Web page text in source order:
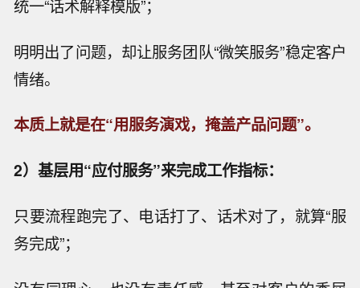
统一“话术解释模版”；
明明出了问题，却让服务团队“微笑服务”稳定客户
情绪。
本质上就是在“用服务演戏，掩盖产品问题”。
2）基层用“应付服务”来完成工作指标：
只要流程跑完了、电话打了、话术对了，就算“服
务完成”；